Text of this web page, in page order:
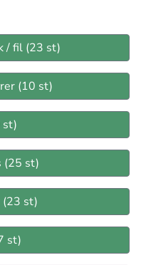
/ fil (23 st)
(10 st)
st)
(25 st)
(23 st)
st)